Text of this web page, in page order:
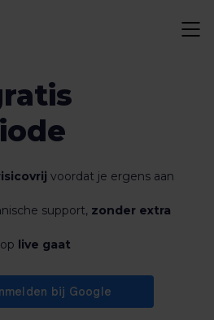
voordat je ergens aan
support, zonder extra
live gaat